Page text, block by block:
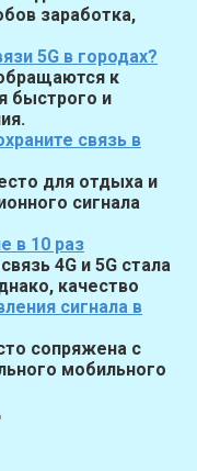
заработка,
5G в городах?
к
быстрого и
связь в
для отдыха и
сигнала
в 10 раз
4G и 5G стала
качество
сигнала в
сопряжена с
мобильного